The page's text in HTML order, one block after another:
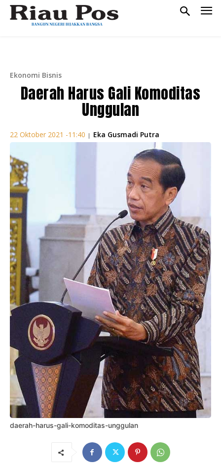
Ekonomi Bisnis
Daerah Harus Gali Komoditas
Unggulan
22 Oktober 2021 -11:40 | Eka Gusmadi Putra
daerah-harus-gali-komoditas-unggulan